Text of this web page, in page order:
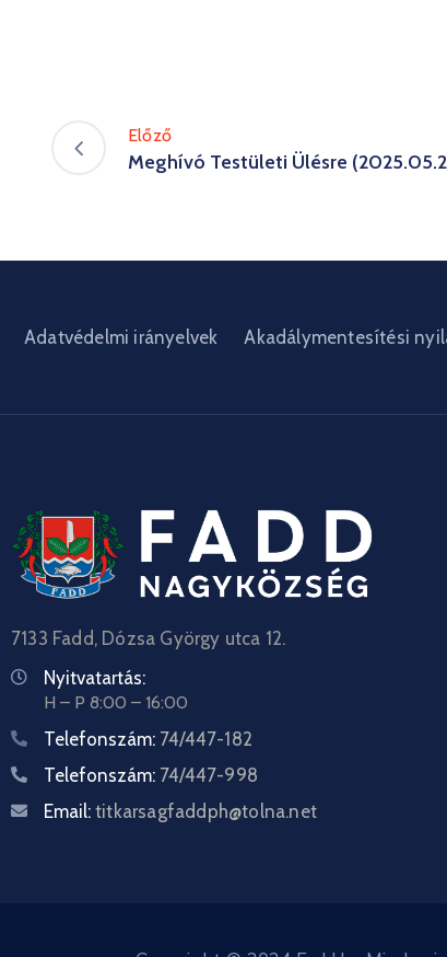
Előző
Meghívó Testületi Ülésre
Adatvédelmi irányelvek Akadálymentesítési
7133 Fadd, Dózsa György utca 12.
Nyitvatartás:
H – P 8:00 – 16:00
Telefonszám: 74/447-182
Telefonszám: 74/447-998
Email: titkarsagfaddph@tolna.net